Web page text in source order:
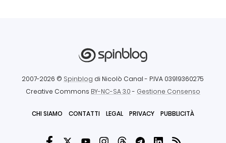
2007-2026 © Spinblog di Nicolò Canal - P.IVA 03919360275
Creative Commons BY-NC-SA 3.0- Gestione Consenso
CHI SIAMO CONTATTI LEGAL PRIVACY PUBBLICITÀ